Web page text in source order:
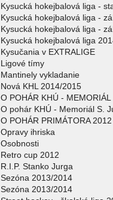
Kysucká hokejbalová liga -
Kysucká hokejbalová liga -
Kysucká hokejbalová liga -
Kysucká hokejbalová liga
Kysučania v EXTRALIGE
Ligové tímy
Mantinely vykladanie
Nová KHL 2014/2015
O POHÁR KHÚ - MEMORIÁL
O pohár KHÚ - Memoriál S.
O POHÁR PRIMÁTORA 2012
Opravy ihriska
Osobnosti
Retro cup 2012
R.I.P. Stanko Jurga
Sezóna 2013/2014
Sezóna 2013/2014